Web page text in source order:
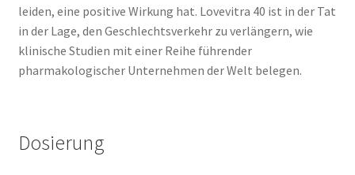
leiden, eine positive Wirkung hat. Lovevitra 40 ist in der Tat
in der Lage, den Geschlechtsverkehr zu verlängern, wie
klinische Studien mit einer Reihe führender
pharmakologischer Unternehmen der Welt belegen.
Dosierung